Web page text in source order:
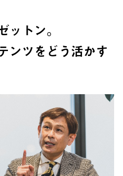
ニュース
企業情報
ナビリティ
fashion!
ットン。
ンツをどう活かす